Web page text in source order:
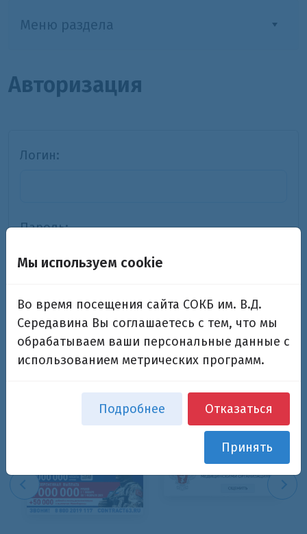
Меню раздела
Авторизация
Логин:
Пароль:
Мы используем cookie
Во время посещения сайта СОКБ им. В.Д.
Середавина Вы соглашаетесь с тем, что мы
обрабатываем ваши персональные данные с
использованием метрических программ.
Подробнее Отказаться
Принять